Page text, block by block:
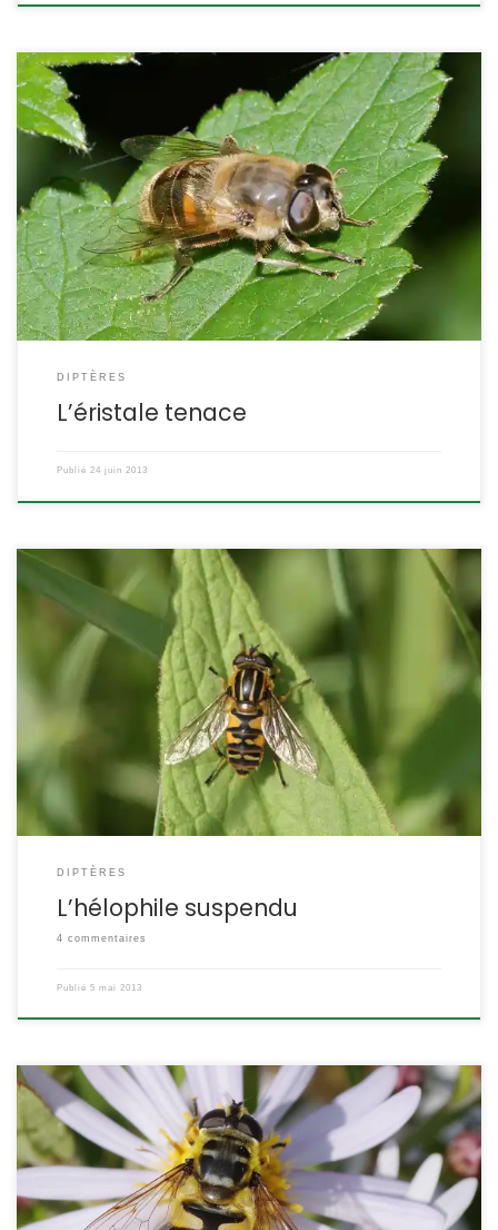
Les éristales sont de grosses mouches appartenant à une
famille qui cherche à ressembler aux guêpes ou aux bourdons.
Elles sont d’excellentes butineuses et souvent immobiles, elles
constituent un bon sujet pour le photographe. Eristalis tenax
L’éristale gluante, la mouche pourceau POSITION SYSTÉMATIQUE :
Insecte Diptère Famille des Syrphidae ETYMOLOGIE : Eristalis =
pierre […]
DIPTÈRES
L’éristale tenace
Publié 24 juin 2013
C’est un superbe syrphidé. Dans les prairies humides on peut en
voir un tous les mètres. Helophilus pendulus POSITION
SYSTÉMATIQUE : Insecte Diptère Famille des Sylphidae
ETYMOLOGIE : Helophilus = qui aime les marais, et pendulus = qui
semble suspendu (allusion au vol sur place). En anglais, il se
nomme « marsh hoverfly », le syrphe […]
DIPTÈRES
L’hélophile suspendu
4 commentaires
Publié 5 mai 2013
Certains ont cru reconnaitre Batman sur son thorax ! C’est un
très joli syrphe qui butine les fleurs du jardin. Myathropa florea
(Linné, 1758) POSITION SYSTÉMATIQUE : Insecte Diptère Famille des
Syrphidae ETYMOLOGIE : Myathropa = mouche de mort (=dessin